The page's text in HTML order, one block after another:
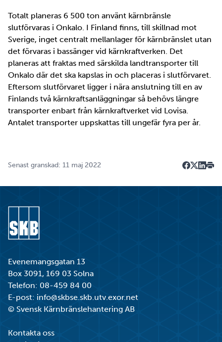
Totalt planeras 6 500 ton använt kärnbränsle
slutförvaras i Onkalo. I Finland finns, till skillnad mot
Sverige, inget centralt mellanlager för kärnbränslet utan
det förvaras i bassänger vid kärnkraftverken. Det
planeras att fraktas med särskilda landtransporter till
Onkalo där det ska kapslas in och placeras i slutförvaret.
Eftersom slutförvaret ligger i nära anslutning till en av
Finlands två kärnkraftsanläggningar så behövs längre
transporter enbart från kärnkraftverket vid Lovisa.
Antalet transporter uppskattas till ungefär fyra per år.
Senast granskad: 11 maj 2022
Evenemangsgatan 13
Box 3091, 169 03 Solna
Telefon: 08-459 84 00
E-post: info@skbse.skb.utv.exor.net
© Svensk Kärnbränslehantering AB
Kontakta oss